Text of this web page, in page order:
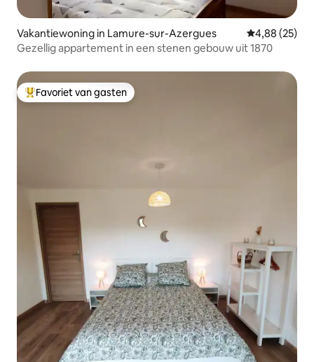
Vakantiewoning in Lamure-sur-Azergues Gemiddelde
4,88 (25)
Gezellig appartement in een stenen gebouw uit 1870
Topfavoriet van gasten
Favoriet van gasten